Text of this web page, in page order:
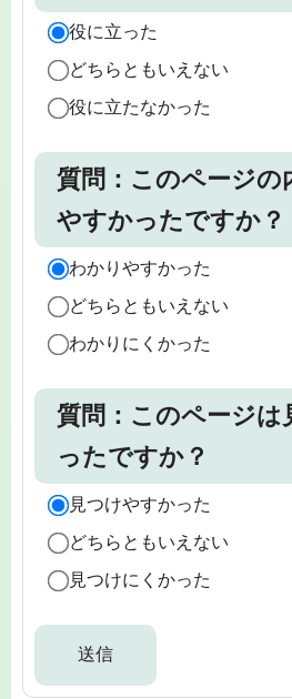
役に立った
どちらともいえない
役に立たなかった
質問：このページの
やすかったですか？
わかりやすかった
どちらともいえない
わかりにくかった
質問：このページは
ったですか？
見つけやすかった
どちらともいえない
見つけにくかった